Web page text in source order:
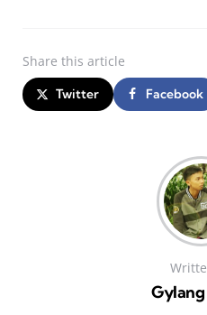
Share this article
Twitter Facebook